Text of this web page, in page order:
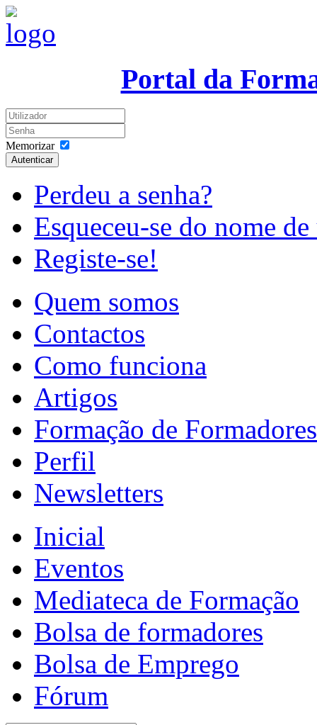
Portal da
Memorizar
Autenticar
Perdeu a senha?
Esqueceu-se do nome
Registe-se!
Quem somos
Contactos
Como funciona
Artigos
Formação de Formadores
Perfil
Newsletters
Inicial
Eventos
Mediateca de Formação
Bolsa de formadores
Bolsa de Emprego
Fórum